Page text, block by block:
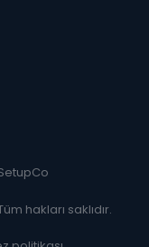
hakları saklıdır.